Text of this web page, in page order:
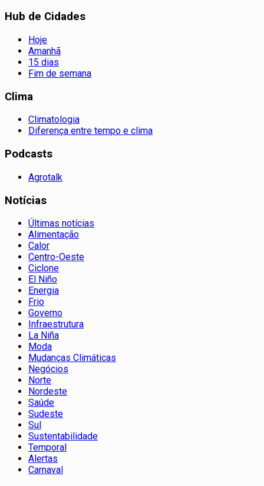
Hub de Cidades
Hoje
Amanhã
15 dias
Fim de semana
Clima
Climatologia
Diferença entre tempo e clima
Podcasts
Agrotalk
Notícias
Últimas notícias
Alimentação
Calor
Centro-Oeste
Ciclone
El Niño
Energia
Frio
Governo
Infraestrutura
La Niña
Moda
Mudanças Climáticas
Negócios
Norte
Nordeste
Saúde
Sudeste
Sul
Sustentabilidade
Temporal
Alertas
Carnaval